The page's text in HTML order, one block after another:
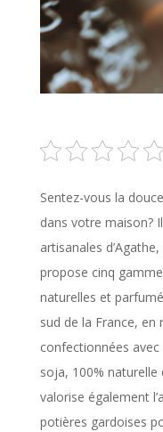
Sentez-vous la
dans votre maison?
artisanales
propose cinq
naturelles et
sud de la France,
confectionnées
soja, 100%
valorise également
potières gardoises